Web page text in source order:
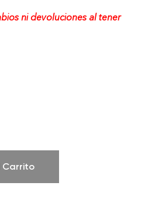
ni devoluciones al tener
Carrito